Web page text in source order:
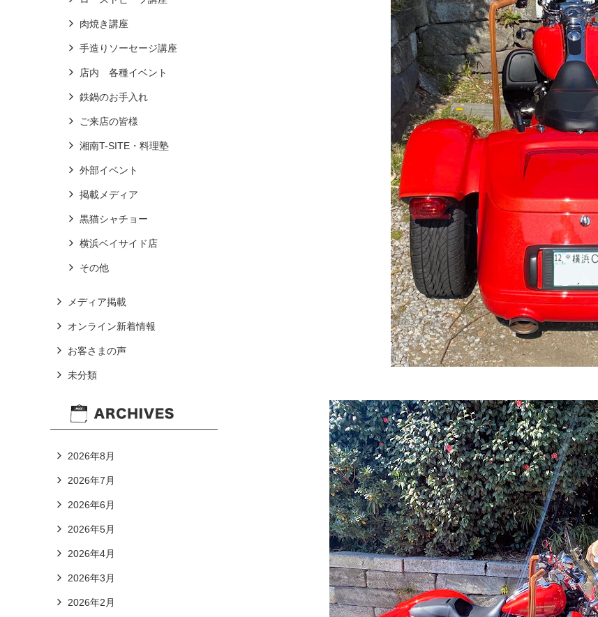
肉焼き講座
手造りソーセージ講座
店内 各種イベント
鉄鍋のお手入れ
ご来店の皆様
湘南T-SITE・料理塾
外部イベント
掲載メディア
黒猫シャチョー
横浜ベイサイド店
その他
メディア掲載
オンライン新着情報
お客さまの声
未分類
2026年8月
2026年7月
2026年6月
2026年5月
2026年4月
2026年3月
2026年2月